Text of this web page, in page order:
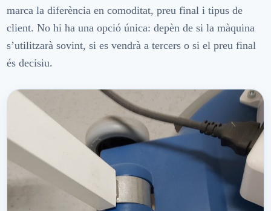
marca la diferència en comoditat, preu final i tipus de
client. No hi ha una opció única: depèn de si la màquina
s’utilitzarà sovint, si es vendrà a tercers o si el preu final
és decisiu.